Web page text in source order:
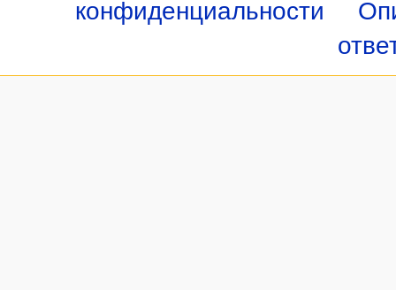
конфиденциальности